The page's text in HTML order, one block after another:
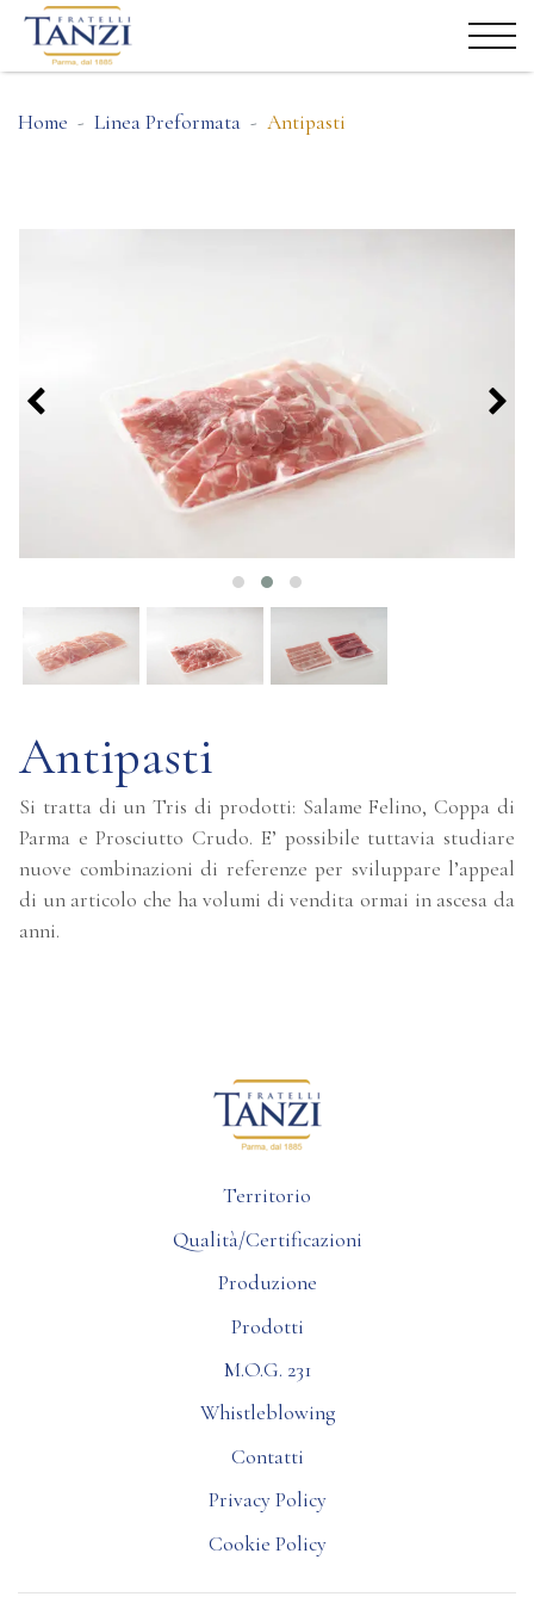
Home Linea Preformata Antipasti
Antipasti
Si tratta di un Tris di prodotti: Salame Felino, Coppa di
Parma e Prosciutto Crudo. E’ possibile tuttavia studiare
nuove combinazioni di referenze per sviluppare l’appeal
di un articolo che ha volumi di vendita ormai in ascesa da
anni.
Territorio
Qualità/Certificazioni
Produzione
Prodotti
M.O.G. 231
Whistleblowing
Contatti
Privacy Policy
Cookie Policy